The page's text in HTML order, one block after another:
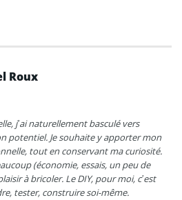
Roux
j’ai naturellement basculé vers
potentiel. Je souhaite y apporter mon
tout en conservant ma curiosité.
(économie, essais, un peu de
à bricoler. Le DIY, pour moi, c’est
tester, construire soi-même.